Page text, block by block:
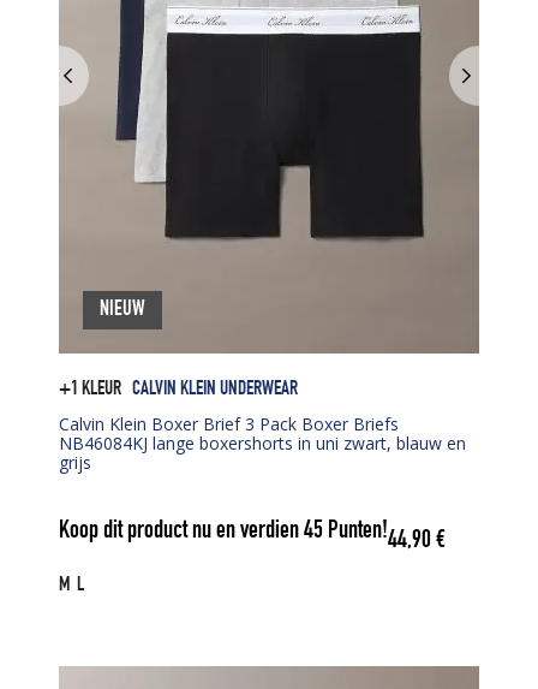
+1 KLEUR CALVIN KLEIN UNDERWEAR
Calvin Klein Boxer Brief 3 Pack Boxer Briefs
NB46084KJ lange boxershorts in uni zwart, blauw en
grijs
Koop dit product nu en verdien45 Punten!44,90€
M L
NIEUW